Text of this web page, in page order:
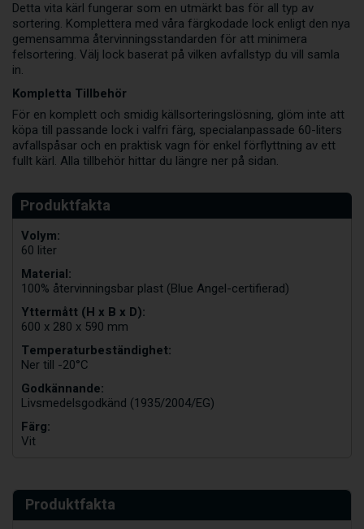
Detta vita kärl fungerar som en utmärkt bas för all typ av
sortering. Komplettera med våra färgkodade lock enligt den nya
gemensamma återvinningsstandarden för att minimera
felsortering. Välj lock baserat på vilken avfallstyp du vill samla
in.
Kompletta Tillbehör
För en komplett och smidig källsorteringslösning, glöm inte att
köpa till passande lock i valfri färg, specialanpassade 60-liters
avfallspåsar och en praktisk vagn för enkel förflyttning av ett
fullt kärl. Alla tillbehör hittar du längre ner på sidan.
Volym:
60 liter
Material:
100% återvinningsbar plast (Blue Angel-certifierad)
Yttermått (H x B x D):
600 x 280 x 590 mm
Temperaturbeständighet:
Ner till -20°C
Godkännande:
Livsmedelsgodkänd (1935/2004/EG)
Färg:
Vit
Produktfakta